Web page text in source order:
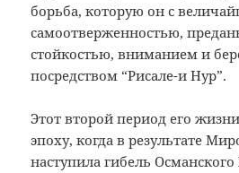
борьба, которую он с
самоотверженностью,
стойкостью, вниманием и
посредством “Рисале-и Нур”.
Этот второй период его
эпоху, когда в результате
наступила гибель